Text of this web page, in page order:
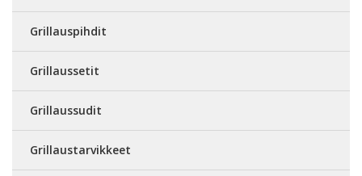
Grillauspihdit
Grillaussetit
Grillaussudit
Grillaustarvikkeet